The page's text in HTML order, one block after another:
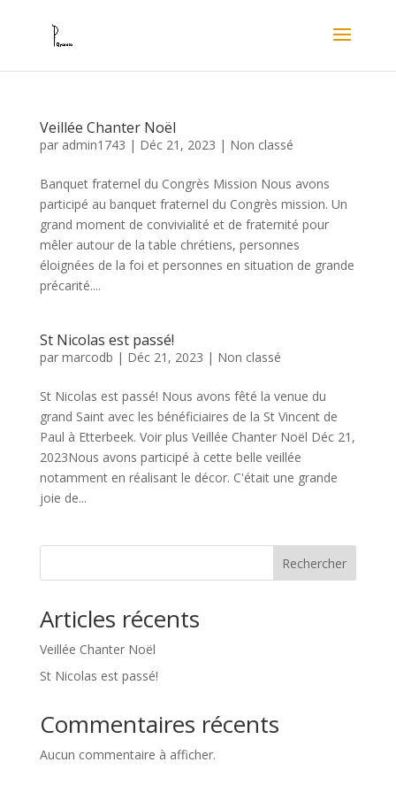
Veillée Chanter Noël
par admin1743 | Déc 21, 2023 | Non classé
Banquet fraternel du Congrès Mission Nous avons
participé au banquet fraternel du Congrès mission. Un
grand moment de convivialité et de fraternité pour
mêler autour de la table chrétiens, personnes
éloignées de la foi et personnes en situation de grande
précarité....
St Nicolas est passé!
par marcodb | Déc 21, 2023 | Non classé
St Nicolas est passé! Nous avons fêté la venue du
grand Saint avec les bénéficiaires de la St Vincent de
Paul à Etterbeek. Voir plus Veillée Chanter Noël Déc 21,
2023Nous avons participé à cette belle veillée
notamment en réalisant le décor. C'était une grande
joie de...
Rechercher
Articles récents
Veillée Chanter Noël
St Nicolas est passé!
Commentaires récents
Aucun commentaire à afficher.